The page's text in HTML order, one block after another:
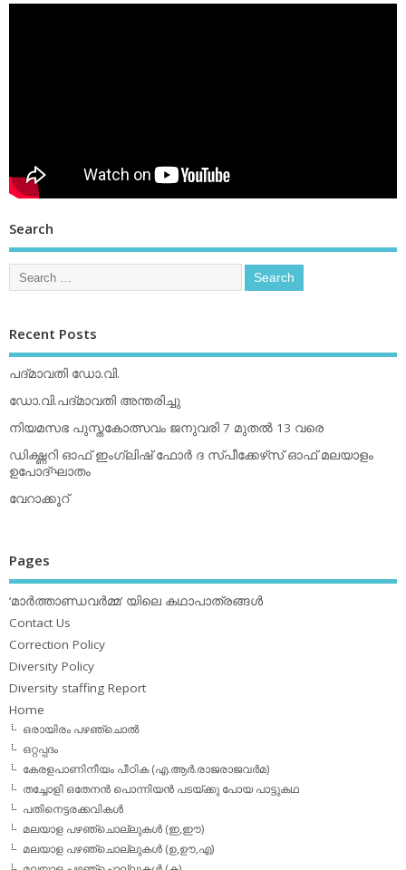
Search
Recent Posts
പദ്മാവതി ഡോ.വി.
ഡോ.വി.പദ്മാവതി അന്തരിച്ചു
നിയമസഭ പുസ്തകോത്സവം ജനുവരി 7 മുതല്‍ 13 വരെ
ഡിക്ഷ്ണറി ഓഫ് ഇംഗ്ലിഷ് ഫോര്‍ ദ സ്പീക്കേഴ്‌സ് ഓഫ് മലയാളം
ഉപോദ്ഘാതം
വേറാക്കൂറ്
Pages
‘മാര്‍ത്താണ്ഡവര്‍മ്മ’ യിലെ കഥാപാത്രങ്ങള്‍
Contact Us
Correction Policy
Diversity Policy
Diversity staffing Report
Home
ഒരായിരം പഴഞ്ചൊല്‍
ഒറ്റപ്പദം
കേരളപാണിനീയം പീഠിക (എ.ആര്‍.രാജരാജവര്‍മ)
തച്ചോളി ഒതേനൻ പൊന്നിയൻ പടയ്‌ക്കു പോയ പാട്ടുകഥ
പതിനെട്ടരക്കവികള്‍
മലയാള പഴഞ്ചൊല്ലുകള്‍ (ഇ,ഈ)
മലയാള പഴഞ്ചൊല്ലുകള്‍ (ഉ,ഊ,എ)